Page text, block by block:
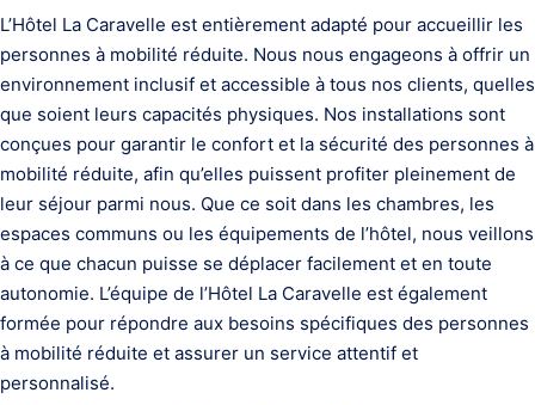
L’Hôtel La Caravelle est entièrement adapté pour accueillir les
personnes à mobilité réduite. Nous nous engageons à offrir un
environnement inclusif et accessible à tous nos clients, quelles
que soient leurs capacités physiques. Nos installations sont
conçues pour garantir le confort et la sécurité des personnes à
mobilité réduite, afin qu’elles puissent profiter pleinement de
leur séjour parmi nous. Que ce soit dans les chambres, les
espaces communs ou les équipements de l’hôtel, nous veillons
à ce que chacun puisse se déplacer facilement et en toute
autonomie. L’équipe de l’Hôtel La Caravelle est également
formée pour répondre aux besoins spécifiques des personnes
à mobilité réduite et assurer un service attentif et
personnalisé.